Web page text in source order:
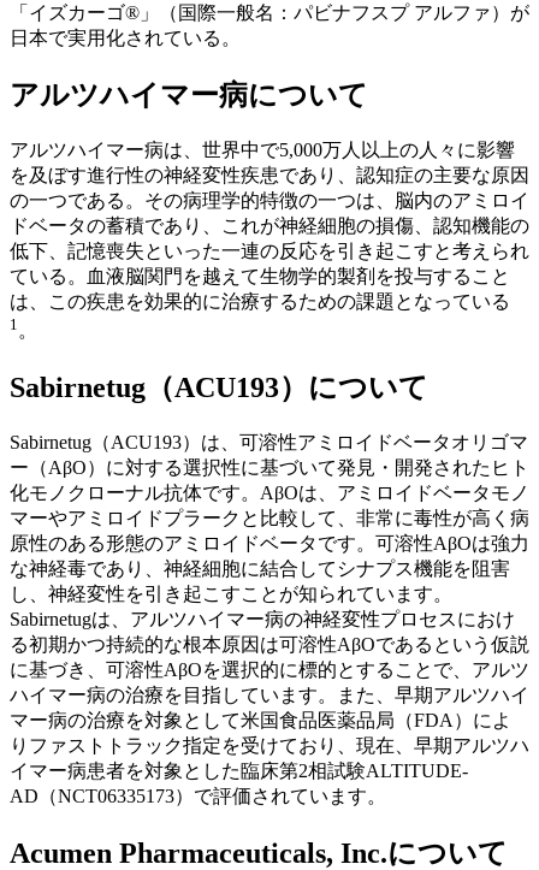
「イズカーゴ®」（国際一般名：パビナフスプ アルファ）が
日本で実用化されている。
アルツハイマー病について
アルツハイマー病は、世界中で5,000万人以上の人々に影響
を及ぼす進行性の神経変性疾患であり、認知症の主要な原因
の一つである。その病理学的特徴の一つは、脳内のアミロイ
ドベータの蓄積であり、これが神経細胞の損傷、認知機能の
低下、記憶喪失といった一連の反応を引き起こすと考えられ
ている。血液脳関門を越えて生物学的製剤を投与すること
は、この疾患を効果的に治療するための課題となっている
1 。
Sabirnetug（ACU193）について
Sabirnetug（ACU193）は、可溶性アミロイドベータオリゴマ
ー（AβO）に対する選択性に基づいて発見・開発されたヒト
化モノクローナル抗体です。AβOは、アミロイドベータモノ
マーやアミロイドプラークと比較して、非常に毒性が高く病
原性のある形態のアミロイドベータです。可溶性AβOは強力
な神経毒であり、神経細胞に結合してシナプス機能を阻害
し、神経変性を引き起こすことが知られています。
Sabirnetugは、アルツハイマー病の神経変性プロセスにおけ
る初期かつ持続的な根本原因は可溶性AβOであるという仮説
に基づき、可溶性AβOを選択的に標的とすることで、アルツ
ハイマー病の治療を目指しています。また、早期アルツハイ
マー病の治療を対象として米国食品医薬品局（FDA）によ
りファストトラック指定を受けており、現在、早期アルツハ
イマー病患者を対象とした臨床第2相試験ALTITUDE-
AD（NCT06335173）で評価されています。
Acumen Pharmaceuticals, Inc.について